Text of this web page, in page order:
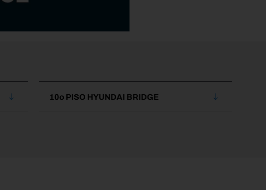
10o PISO HYUNDAI BRIDGE